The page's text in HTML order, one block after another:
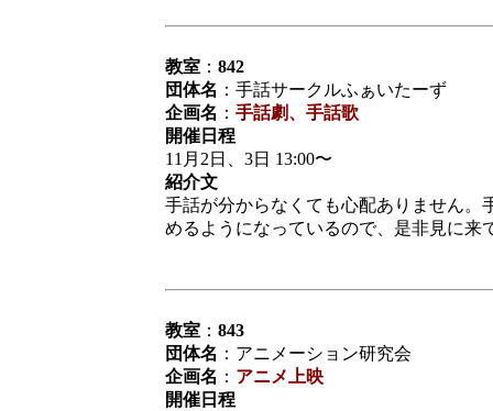
教室 ： 842
団体名 ：手話サークルふぁいたーず
企画名 ： 手話劇、手話歌
開催日程
11月2日、3日 13:00〜
紹介文
手話が分からなくても心配ありません。
めるようになっているので、是非見に来
教室 ： 843
団体名 ：アニメーション研究会
企画名 ： アニメ上映
開催日程